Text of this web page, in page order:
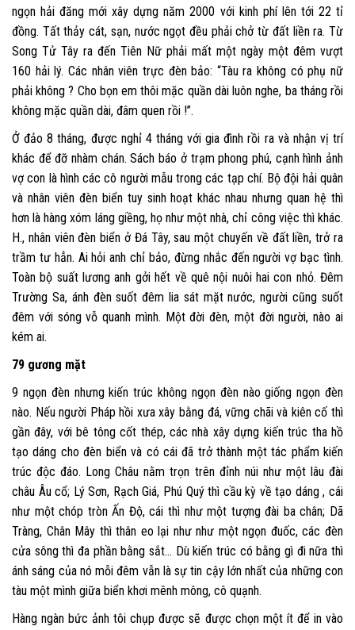
ngọn hải đăng mới xây dựng năm 2000 với kinh phí lên tới 22 tỉ
đồng. Tất thảy cát, sạn, nước ngọt đều phải chở từ đất liền ra. Từ
Song Tử Tây ra đến Tiên Nữ phải mất một ngày một đêm vượt
160 hải lý. Các nhân viên trực đèn bảo: “Tàu ra không có phụ nữ
phải không ? Cho bọn em thôi mặc quần dài luôn nghe, ba tháng rồi
không mặc quần dài, đâm quen rồi !”.
Ở đảo 8 tháng, được nghỉ 4 tháng với gia đình rồi ra và nhận vị trí
khác để đỡ nhàm chán. Sách báo ở trạm phong phú, cạnh hình ảnh
vợ con là hình các cô người mẫu trong các tạp chí. Bộ đội hải quân
và nhân viên đèn biển tuy sinh hoạt khác nhau nhưng quan hệ thì
hơn là hàng xóm láng giềng, họ như một nhà, chỉ công việc thì khác.
H., nhân viên đèn biển ở Đá Tây, sau một chuyến về đất liền, trở ra
trầm tư hẳn. Ai hỏi anh chỉ bảo, đừng nhắc đến người vợ bạc tình.
Toàn bộ suất lương anh gởi hết về quê nội nuôi hai con nhỏ. Đêm
Trường Sa, ánh đèn suốt đêm lia sát mặt nước, người cũng suốt
đêm với sóng vỗ quanh mình. Một đời đèn, một đời người, nào ai
kém ai.
79 gương mặt
9 ngọn đèn nhưng kiến trúc không ngọn đèn nào giống ngọn đèn
nào. Nếu người Pháp hồi xưa xây bằng đá, vững chãi và kiên cố thì
gần đây, với bê tông cốt thép, các nhà xây dựng kiến trúc tha hồ
tạo dáng cho đèn biển và có cái đã trở thành một tác phẩm kiến
trúc độc đáo. Long Châu nằm trọn trên đỉnh núi như một lâu đài
châu Âu cổ; Lý Sơn, Rạch Giá, Phú Quý thì cầu kỳ về tạo dáng , cái
như một chóp tròn Ấn Độ, cái thì như một tượng đài ba chân; Dã
Tràng, Chân Mây thì thân eo lại như như một ngọn đuốc, các đèn
cửa sông thì đa phần bằng sắt… Dù kiến trúc có bằng gì đi nữa thì
ánh sáng của nó mỗi đêm vẫn là sự tin cậy lớn nhất của những con
tàu một mình giữa biển khơi mênh mông, cô quạnh.
Hàng ngàn bức ảnh tôi chụp được sẽ được chọn một ít để in vào